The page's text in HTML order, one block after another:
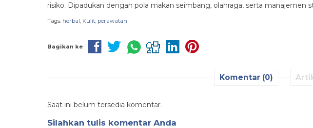
risiko. Dipadukan dengan pola makan seimbang, olahraga, serta
Tags: herbal, Kulit, perawatan
Bagikan ke
Komentar (0)
Saat ini belum tersedia komentar.
Silahkan tulis komentar Anda